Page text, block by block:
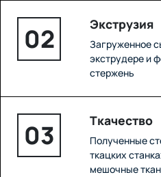
02 Экструзия
Загруженное
экструдере и
стержень
03 Ткачество
Полученные
ткацких
мешочные